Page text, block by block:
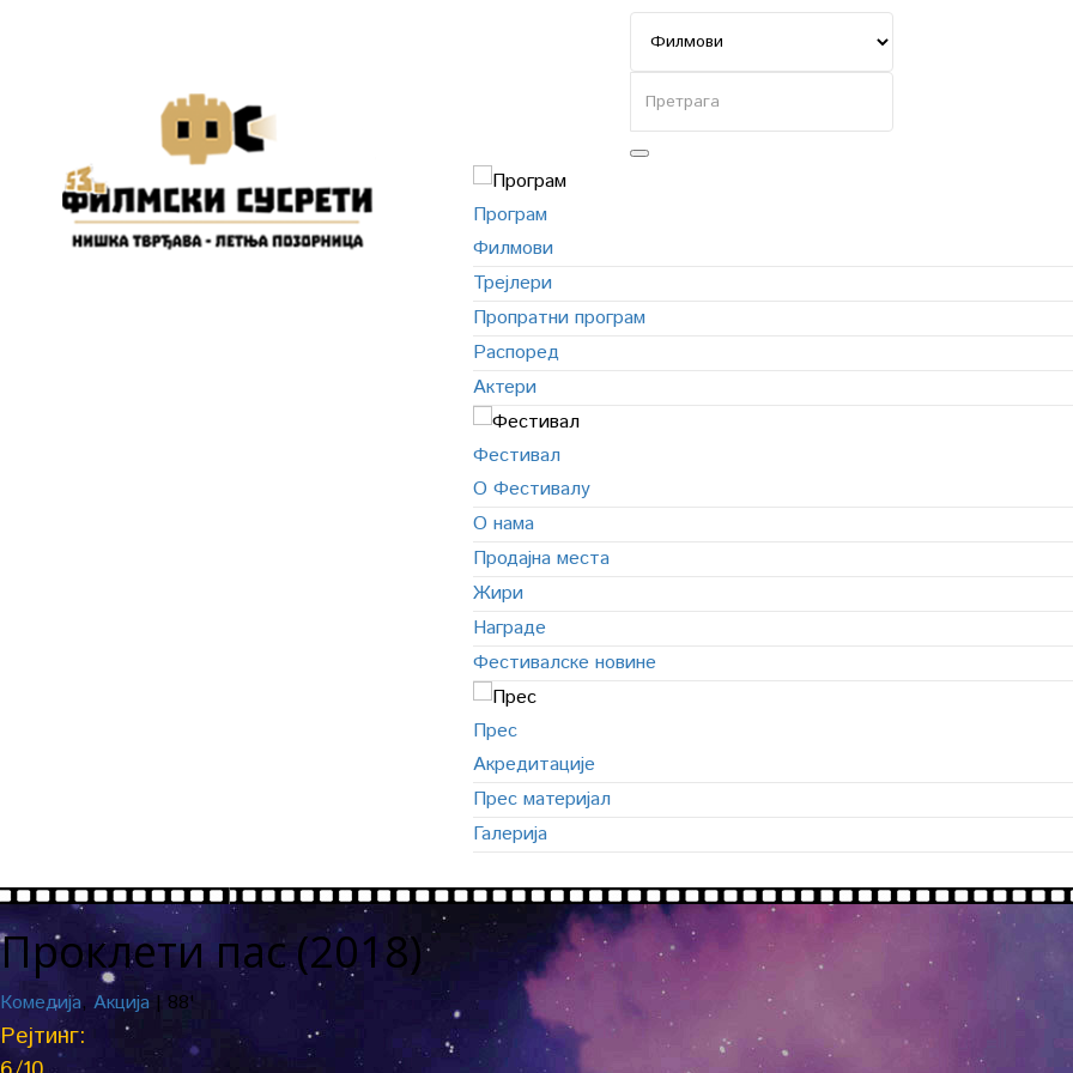
Програм
Филмови
Трејлери
Пропратни програм
Распоред
Актери
Фестивал
О Фестивалу
О нама
Продајна места
Жири
Награде
Фестивалске новине
Прес
Акредитације
Прес материјал
Галерија
Проклети пас (2018)
Комедија, Акција | 88'
Рејтинг: